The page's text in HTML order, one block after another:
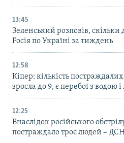
13:45
Зеленський розповів, скільки
Росія по Україні за тиждень
12:58
Кіпер: кількість
зросла до 9, є перебої з водою
12:25
Внаслідок російського
постраждало троє людей –